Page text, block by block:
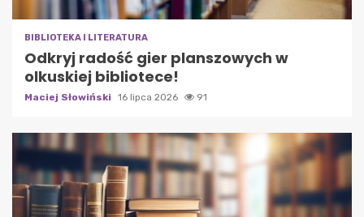
BIBLIOTEKA I LITERATURA
Odkryj radość gier planszowych w
olkuskiej bibliotece!
Maciej Słowiński 16 lipca 2026 91